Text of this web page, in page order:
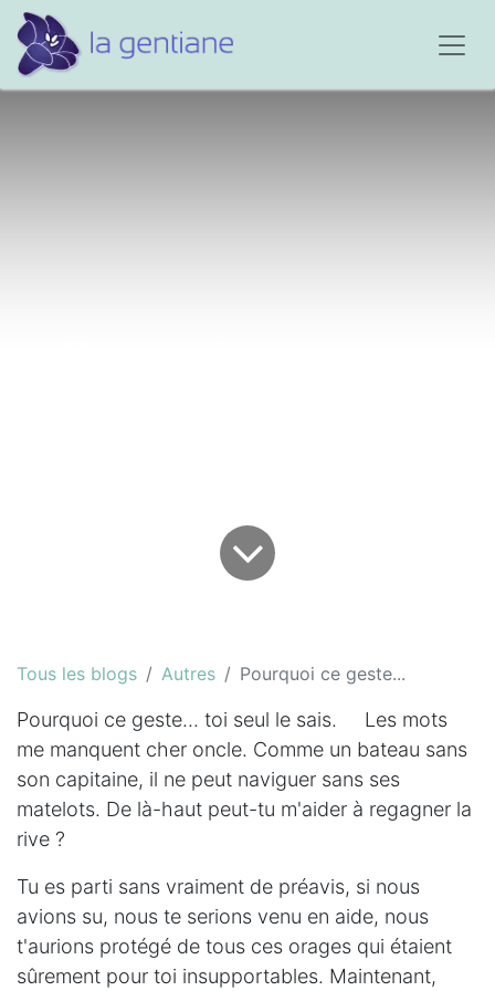
Tous les blogs Autres Pourquoi ce geste...
Pourquoi ce geste... toi seul le sais. Les mots
me manquent cher oncle. Comme un bateau sans
son capitaine, il ne peut naviguer sans ses
matelots. De là-haut peut-tu m'aider à regagner la
rive ?
Tu es parti sans vraiment de préavis, si nous
avions su, nous te serions venu en aide, nous
t'aurions protégé de tous ces orages qui étaient
sûrement pour toi insupportables. Maintenant,